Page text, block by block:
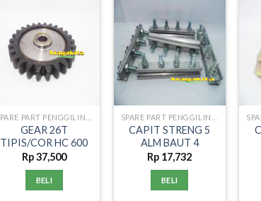
GEAR 26T
TIPIS/COR HC 600
Rp37,500
BELI
CAPIT STRENG 5
ALM BAUT 4
Rp 17,732
BELI